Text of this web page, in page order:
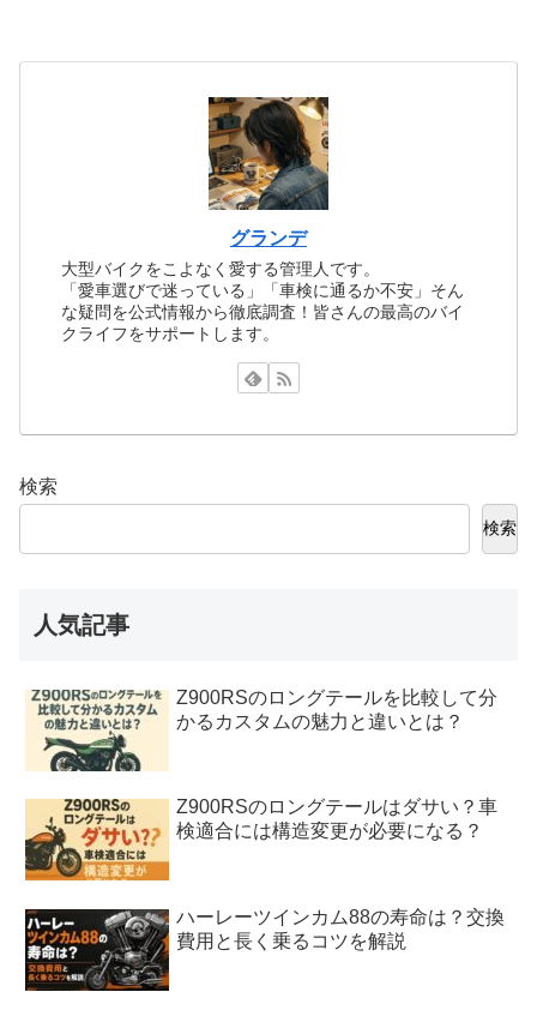
グランデ
大型バイクをこよなく愛する管理人です。
「愛車選びで迷っている」「車検に通るか不安」そん
な疑問を公式情報から徹底調査！皆さんの最高のバイ
クライフをサポートします。
検索
検索
人気記事
Z900RSのロングテールを比較して分
かるカスタムの魅力と違いとは？
Z900RSのロングテールはダサい？車
検適合には構造変更が必要になる？
ハーレーツインカム88の寿命は？交換
費用と長く乗るコツを解説